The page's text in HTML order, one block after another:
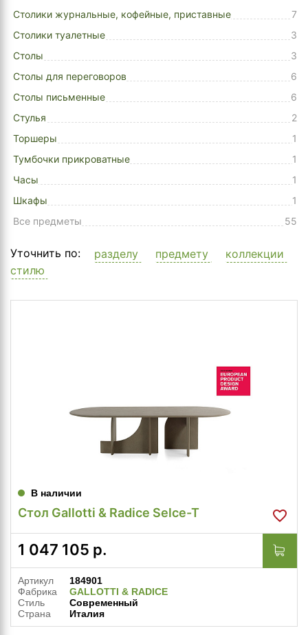
Столики журнальные, кофейные, приставные
7
Столики туалетные
3
Столы
3
Столы для переговоров
6
Столы письменные
6
Стулья
2
Торшеры
1
Тумбочки прикроватные
1
Часы
1
Шкафы
1
Все предметы
55
Уточнить по: разделу предмету
коллекции
стилю
В наличии
Стол Gallotti & Radice Selce-T
1 047 105 р.
Артикул
184901
Фабрика
GALLOTTI & RADICE
Стиль
Современный
Страна
Италия